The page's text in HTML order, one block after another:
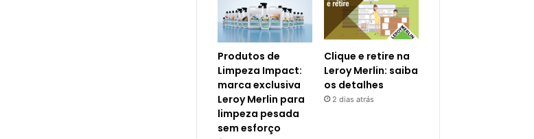
Produtos de
Limpeza Impact:
marca exclusiva
Leroy Merlin para
limpeza pesada
sem esforço
Clique e retire na
Leroy Merlin: saiba
os detalhes
2 dias atrás